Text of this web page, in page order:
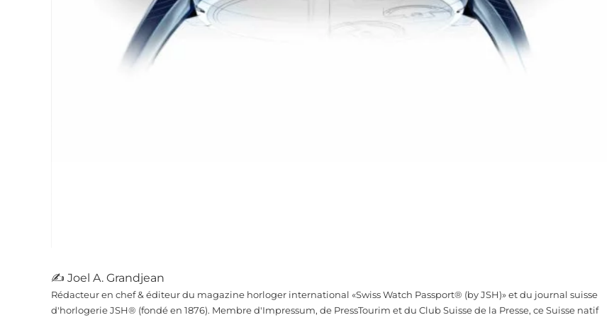
✍ Joel A. Grandjean
Rédacteur en chef & éditeur du magazine horloger international «Swiss Watch Passport® (by JSH)» et du journal suisse
d'horlogerie JSH® (fondé en 1876). Membre d'Impressum, de PressTourim et du Club Suisse de la Presse, ce Suisse natif